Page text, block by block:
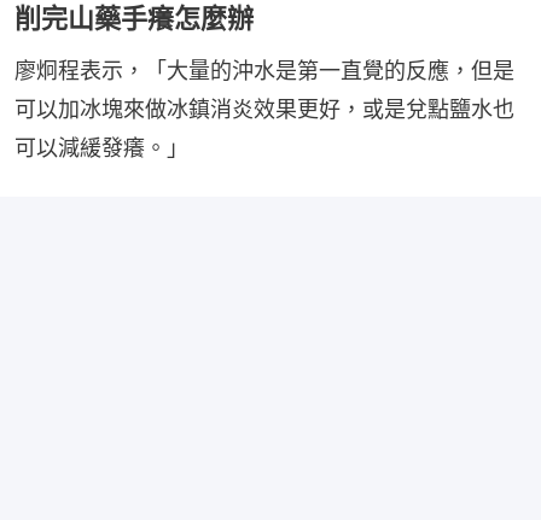
削完山藥手癢怎麼辦
廖炯程表示，「大量的沖水是第一直覺的反應，但是
可以加冰塊來做冰鎮消炎效果更好，或是兌點鹽水也
可以減緩發癢。」